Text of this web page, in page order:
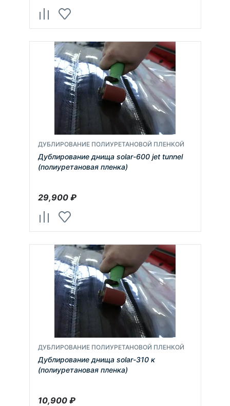
ДУБЛИРОВАНИЕ ПОЛИУРЕТАНОВОЙ ПЛЕНКОЙ
Дублирование днища solar-600 jet tunnel
(полиуретановая пленка)
29,900₽
ДУБЛИРОВАНИЕ ПОЛИУРЕТАНОВОЙ ПЛЕНКОЙ
Дублирование днища solar-310 к
(полиуретановая пленка)
10,900₽